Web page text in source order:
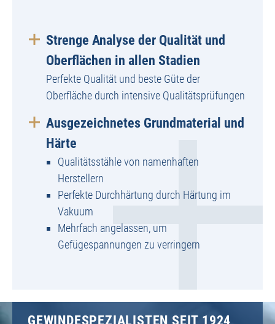
Strenge Analyse der Qualität und
Oberflächen in allen Stadien
Perfekte Qualität und beste Güte der
Oberfläche durch intensive Qualitätsprüfungen
Ausgezeichnetes Grundmaterial und
Härte
Qualitätsstähle von namenhaften
Herstellern
Perfekte Durchhärtung durch Härtung im
Vakuum
Mehrfach angelassen, um
Gefügespannungen zu verringern
GEWINDESPEZIALISTEN SEIT 1924